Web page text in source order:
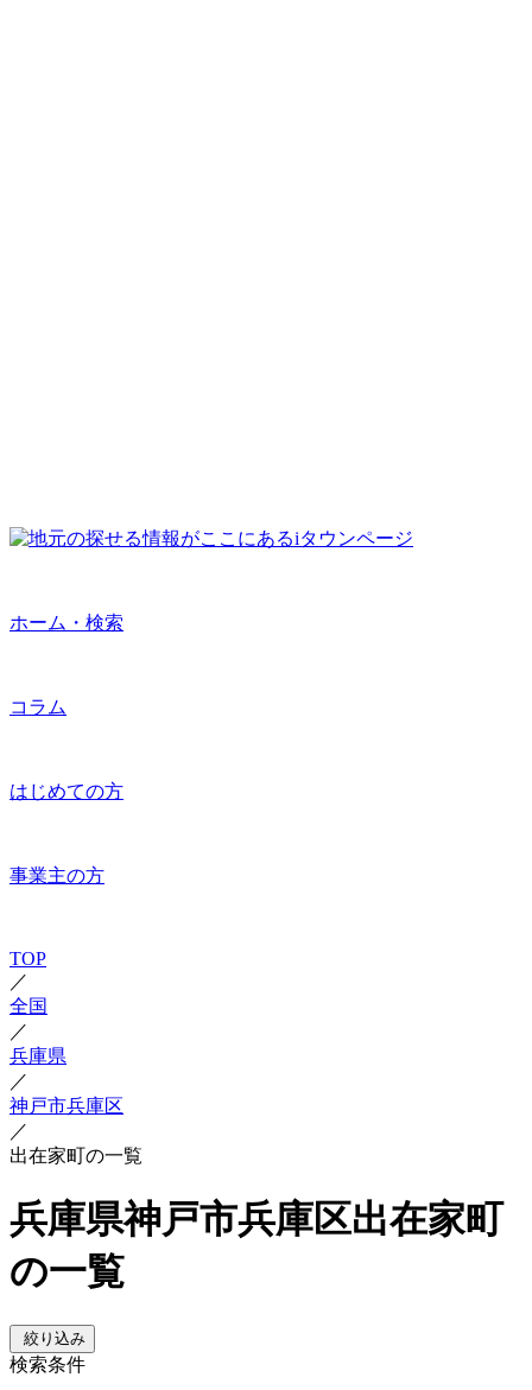
ホーム・検索
コラム
はじめての方
事業主の方
TOP
／
全国
／
兵庫県
／
神戸市兵庫区
／
出在家町の一覧
兵庫県神戸市兵庫区出在家町
の一覧
絞り込み
検索条件